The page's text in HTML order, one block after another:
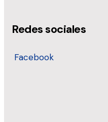
Redes sociales
Facebook